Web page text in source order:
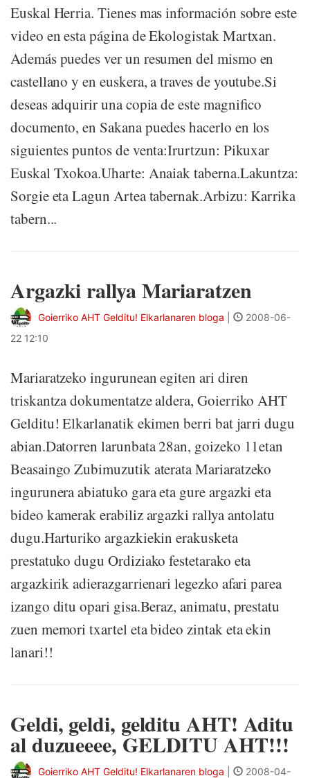
Euskal Herria. Tienes mas información sobre este
video en esta página de Ekologistak Martxan.
Además puedes ver un resumen del mismo en
castellano y en euskera, a traves de youtube.Si
deseas adquirir una copia de este magnifico
documento, en Sakana puedes hacerlo en los
siguientes puntos de venta:Irurtzun: Pikuxar
Euskal Txokoa.Uharte: Anaiak taberna.Lakuntza:
Sorgie eta Lagun Artea tabernak.Arbizu: Karrika
tabern...
Argazki rallya Mariaratzen
Goierriko AHT Gelditu! Elkarlanaren bloga
2008-06-
22 12:10
Mariaratzeko ingurunean egiten ari diren
triskantza dokumentatze aldera, Goierriko AHT
Gelditu! Elkarlanatik ekimen berri bat jarri dugu
abian.Datorren larunbata 28an, goizeko 11etan
Beasaingo Zubimuzutik aterata Mariaratzeko
ingurunera abiatuko gara eta gure argazki eta
bideo kamerak erabiliz argazki rallya antolatu
dugu.Harturiko argazkiekin erakusketa
prestatuko dugu Ordiziako festetarako eta
argazkirik adierazgarrienari legezko afari parea
izango ditu opari gisa.Beraz, animatu, prestatu
zuen memori txartel eta bideo zintak eta ekin
lanari!!
Geldi, geldi, gelditu AHT! Aditu
al duzueeee, GELDITU AHT!!!
Goierriko AHT Gelditu! Elkarlanaren bloga
2008-04-